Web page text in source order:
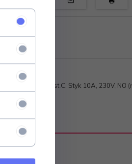
0-60 st.C. Styk 10A, 230V, NO